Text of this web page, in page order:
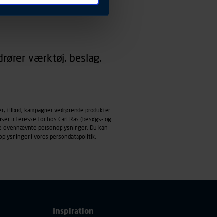
foretrukne sprog, og den
og apps med
behandles der
tidspunkt, hvad der
af
værktøj, beslag,
tilbud, kampagner vedrørende produkter
interesse for hos Carl Ras (besøgs- og
ovennævnte personoplysninger. Du kan
i vores persondatapolitik.
Inspiration